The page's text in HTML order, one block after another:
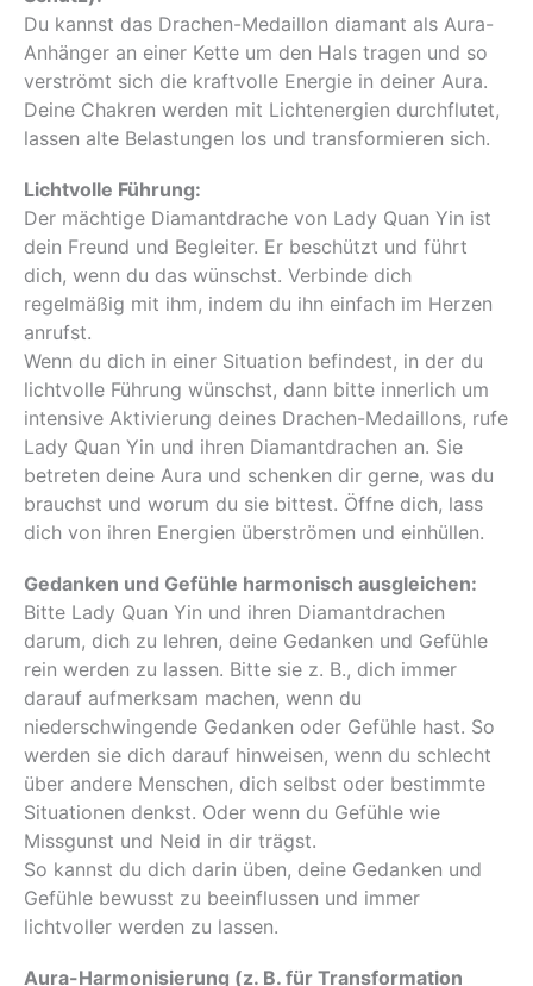
Du kannst das Drachen-Medaillon diamant als Aura-
Anhänger an einer Kette um den Hals tragen und so
verströmt sich die kraftvolle Energie in deiner Aura.
Deine Chakren werden mit Lichtenergien durchflutet,
lassen alte Belastungen los und transformieren sich.
Lichtvolle Führung:
Der mächtige Diamantdrache von Lady Quan Yin ist
dein Freund und Begleiter. Er beschützt und führt
dich, wenn du das wünschst. Verbinde dich
regelmäßig mit ihm, indem du ihn einfach im Herzen
anrufst.
Wenn du dich in einer Situation befindest, in der du
lichtvolle Führung wünschst, dann bitte innerlich um
intensive Aktivierung deines Drachen-Medaillons, rufe
Lady Quan Yin und ihren Diamantdrachen an. Sie
betreten deine Aura und schenken dir gerne, was du
brauchst und worum du sie bittest. Öffne dich, lass
dich von ihren Energien überströmen und einhüllen.
Gedanken und Gefühle harmonisch ausgleichen:
Bitte Lady Quan Yin und ihren Diamantdrachen
darum, dich zu lehren, deine Gedanken und Gefühle
rein werden zu lassen. Bitte sie z. B., dich immer
darauf aufmerksam machen, wenn du
niederschwingende Gedanken oder Gefühle hast. So
werden sie dich darauf hinweisen, wenn du schlecht
über andere Menschen, dich selbst oder bestimmte
Situationen denkst. Oder wenn du Gefühle wie
Missgunst und Neid in dir trägst.
So kannst du dich darin üben, deine Gedanken und
Gefühle bewusst zu beeinflussen und immer
lichtvoller werden zu lassen.
Aura-Harmonisierung (z. B. für Transformation